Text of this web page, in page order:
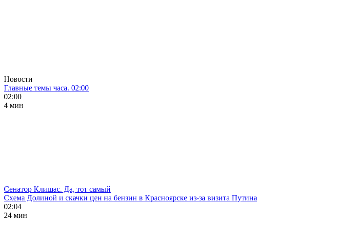
Новости
Главные темы часа. 02:00
02:00
4 мин
Сенатор Клишас. Да, тот самый
Схема Долиной и скачки цен на бензин в Красноярске из-за визита Путина
02:04
24 мин